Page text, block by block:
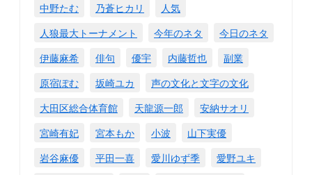
中野たむ
乃蒼ヒカリ
人気
人狼最大トーナメント
今年のネタ
今日のネタ
伊藤麻希
俳句 優宇 内藤哲也
副業
原宿ぽむ
坂崎ユカ
声の文化と文字の文化
大田区総合体育館
天龍源一郎
安納サオリ
宮崎有妃
宮本もか 小波
山下実優
岩谷麻優
平田一喜 愛川ゆず季
愛野ユキ